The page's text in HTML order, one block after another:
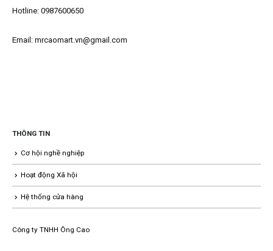
Hotline: 0987600650
Email: mrcaomart.vn@gmail.com
THÔNG TIN
Cơ hội nghề nghiệp
Hoạt động Xã hội
Hệ thống cửa hàng
Công ty TNHH Ông Cao